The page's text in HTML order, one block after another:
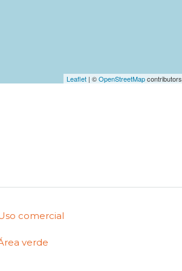
Leaflet | ©OpenStreetMapcontributors
comercial
verde